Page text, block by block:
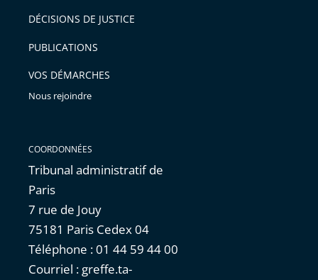
après
pour
avant
DÉCISIONS DE JUSTICE
PUBLICATIONS
VOS DÉMARCHES
Nous rejoindre
COORDONNÉES
Tribunal administratif de
Paris
7 rue de Jouy
75181 Paris Cedex 04
Téléphone : 01 44 59 44 00
Courriel : greffe.ta-